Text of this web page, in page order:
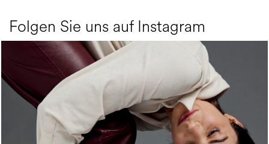
Folgen Sie uns auf Instagram